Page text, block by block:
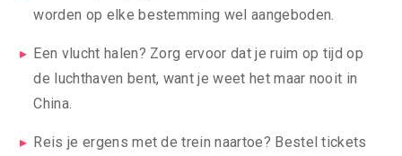
worden op elke bestemming wel aangeboden.
Een vlucht halen? Zorg ervoor dat je ruim op tijd op
de luchthaven bent, want je weet het maar nooit in
China.
Reis je ergens met de trein naartoe? Bestel tickets